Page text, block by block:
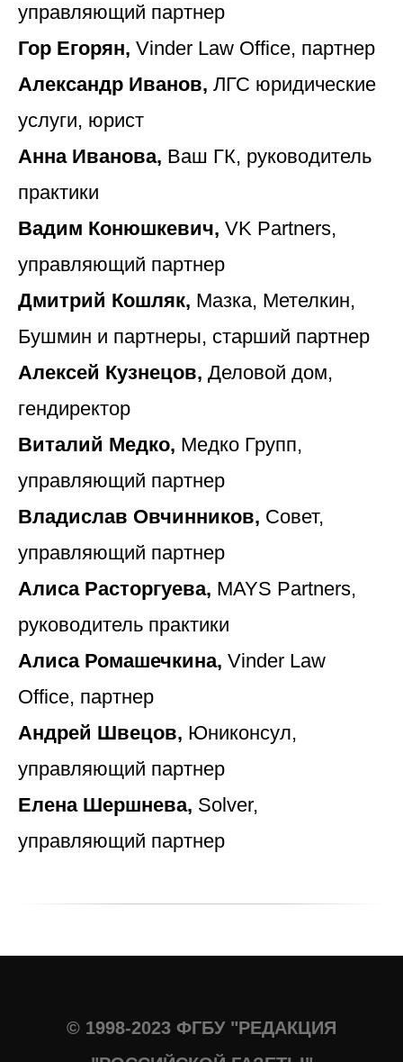
управляющий партнер
Гор Егорян, Vinder Law Office, партнер
Александр Иванов, ЛГС юридические
услуги, юрист
Анна Иванова, Ваш ГК, руководитель
практики
Вадим Конюшкевич, VK Partners,
управляющий партнер
Дмитрий Кошляк, Мазка, Метелкин,
Бушмин и партнеры, старший партнер
Алексей Кузнецов, Деловой дом,
гендиректор
Виталий Медко, Медко Групп,
управляющий партнер
Владислав Овчинников, Совет,
управляющий партнер
Алиса Расторгуева, MAYS Partners,
руководитель практики
Алиса Ромашечкина, Vinder Law
Office, партнер
Андрей Швецов, Юниконсул,
управляющий партнер
Елена Шершнева, Solver,
управляющий партнер
© 1998-2023 ФГБУ "РЕДАКЦИЯ